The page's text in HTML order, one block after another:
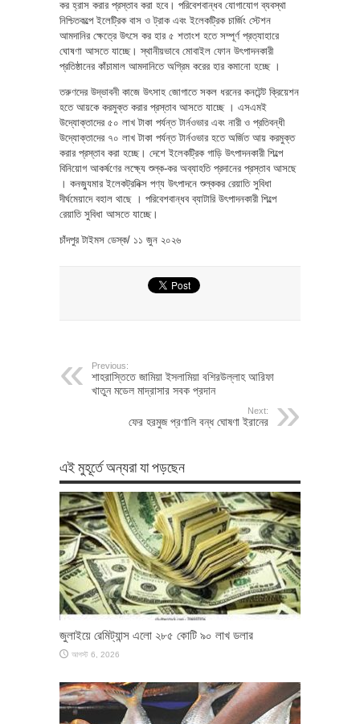
কর হ্রাস করার প্রস্তাব করা হবে। পরিবেশবান্ধব যোগাযোগ ব্যবস্থা
নিশ্চিতকল্পে ইলেট্রিক বাস ও ট্রাক এবং ইলেকট্রিক চার্জিং স্টেশন
আমদানির ক্ষেত্রে উৎসে কর হার ৫ শতাংশ হতে সম্পূর্ণ প্রত্যাহারে
ঘোষণা আসতে যাচ্ছে। স্থানীয়ভাবে মোবাইল ফোন উৎপাদনকারী
প্রতিষ্ঠানের কাঁচামাল আমদানিতে অগ্রিম করের হার কমানো হচ্ছে ।
তরুণদের উদ্ভাবনী কাজে উৎসাহ জোগাতে সকল ধরনের কনটেন্ট ক্রিয়েশন
হতে আয়কে করমুক্ত করার প্রস্তাব আসতে যাচ্ছে । এসএমই
উদ্যোক্তাদের ৫০ লাখ টাকা পর্যন্ত টার্নওভার এবং নারী ও প্রতিবন্ধী
উদ্যোক্তাদের ৭০ লাখ টাকা পর্যন্ত টার্নওভার হতে অর্জিত আয় করমুক্ত
করার প্রস্তাব করা হচ্ছে। দেশে ইলেকট্রিক গাড়ি উৎপাদনকারী শিল্পে
বিনিয়োগ আকর্ষণের লক্ষ্যে শুল্ক-কর অব্যাহতি প্রদানের প্রস্তাব আসছে
। কনজ্যুমার ইলেকট্রনিক্স পণ্য উৎপাদনে শুল্ককর রেয়াতি সুবিধা
দীর্ঘমেয়াদে বহাল থাছে । পরিবেশবান্ধব ব্যাটারি উৎপাদনকারী শিল্পে
রেয়াতি সুবিধা আসতে যাচ্ছে।
চাঁদপুর টাইমস ডেস্ক/ ১১ জুন ২০২৬
Previous:
শাহরাস্তিতে জামিয়া ইসলামিয়া বশিরউল্লাহ আরিফা
খাতুন মডেল মাদ্রাসার সবক প্রদান
Next:
ফের হরমুজ প্রণালি বন্ধ ঘোষণা ইরানের
এই মুহূর্তে অন্যরা যা পড়ছেন
জুলাইয়ে রেমিট্যান্স এলো ২৮৫ কোটি ৯০ লাখ ডলার
আগস্ট 6, 2026